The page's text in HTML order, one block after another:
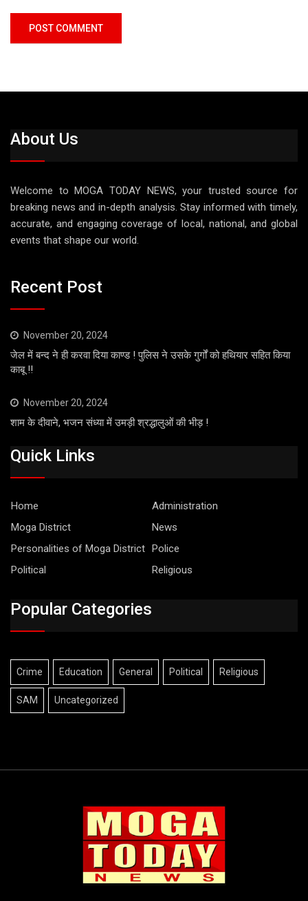
About Us
Welcome to MOGA TODAY NEWS, your trusted source for
breaking news and in-depth analysis. Stay informed with timely,
accurate, and engaging coverage of local, national, and global
events that shape our world.
Recent Post
November 20, 2024
जेल में बन्द ने ही करवा दिया काण्ड ! पुलिस ने उसके गुर्गों को हथियार सहित किया
काबू !!
November 20, 2024
शाम के दीवाने, भजन संध्या में उमड़ी श्रद्धालुओं की भीड़ !
Quick Links
Home
Administration
Moga District
News
Personalities of Moga District Police
Political
Religious
Popular Categories
Crime Education General Political Religious
SAM Uncategorized